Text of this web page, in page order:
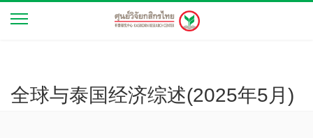
全球与泰国经济综述(2025年5月)